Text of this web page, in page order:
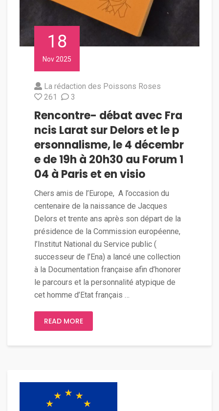
18
Nov 2025
La rédaction des Poissons Roses
261
3
Rencontre- débat avec Fra
ncis Larat sur Delors et le p
ersonnalisme, le 4 décembr
e de 19h à 20h30 au Forum 1
04 à Paris et en visio
Chers amis de l’Europe, A l’occasion du
centenaire de la naissance de Jacques
Delors et trente ans après son départ de la
présidence de la Commission européenne,
l’Institut National du Service public (
successeur de l’Ena) a lancé une collection
à la Documentation française afin d’honorer
le parcours et la personnalité atypique de
cet homme d’Etat français …
READ MORE